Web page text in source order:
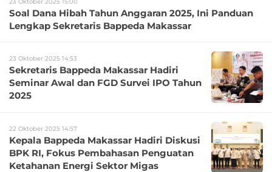
Soal Dana Hibah Tahun Anggaran 2025, Ini Panduan
Lengkap Sekretaris Bappeda Makassar
23 Oktober 2025 14:53
Sekretaris Bappeda Makassar Hadiri
Seminar Awal dan FGD Survei IPO Tahun
2025
22 Oktober 2025 14:57
Kepala Bappeda Makassar Hadiri Diskusi
BPK RI, Fokus Pembahasan Penguatan
Ketahanan Energi Sektor Migas